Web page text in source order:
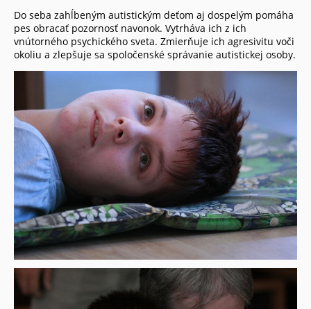
Do seba zahĺbeným autistickým deťom aj dospelým pomáha
pes obracať pozornosť navonok. Vytrháva ich z ich
vnútorného psychického sveta. Zmierňuje ich agresivitu voči
okoliu a zlepšuje sa spoločenské správanie autistickej osoby.